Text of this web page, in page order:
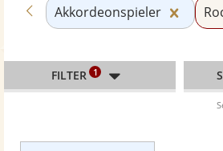
Zurück zu «Solomusiker»
Akkordeonspieler
FILTER 1